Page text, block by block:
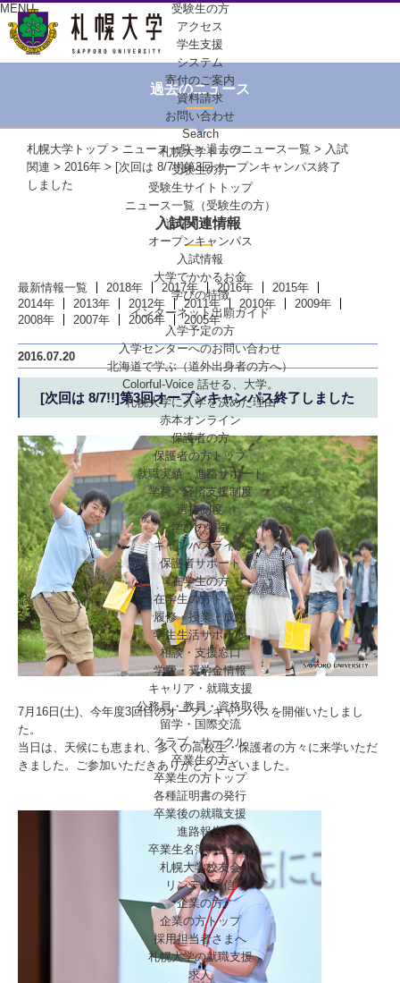
MENU
受験生の方
アクセス
学生支援
システム
寄付のご案内
資料請求
お問い合わせ
Search
札幌大学トップ
受験生の方
受験生サイトトップ
ニュース一覧（受験生の方）
進学イベント
オープンキャンパス
入試情報
大学でかかるお金
学びの特徴
インターネット出願ガイド
入学予定の方
入学センターへのお問い合わせ
北海道で学ぶ（道外出身者の方へ）
Colorful-Voice 話せる、大学。
札幌大学に入学を決めた理由
赤本オンライン
保護者の方
保護者の方トップ
就職実績・進路サポート
学費・経済支援制度
選抜制度
学びの特徴
キャンパスライフ
保護者サポート
在学生の方
在学生の方トップ
履修・授業・成績
学生生活サポート
相談・支援窓口
学費・奨学金情報
キャリア・就職支援
公務員・教員・資格取得
留学・国際交流
クラブ・サークル
卒業生の方
卒業生の方トップ
各種証明書の発行
卒業後の就職支援
進路報告
卒業生名簿のご登録
札幌大学校友会
リンデン通信
企業の方
企業の方トップ
採用担当者さまへ
札幌大学の就職支援
求人
過去のニュース
札幌大学トップ> ニュース一覧>過去のニュース一覧 > 入試
関連 > 2016年 > [次回は 8/7!!]第3回オープンキャンパス終了
しました
入試関連情報
最新情報一覧 2018年 2017年 2016年
2015年
2014年
2013年 2012年 2011年 2010年
2009年
2008年
2007年 2006年 2005年
2016.07.20
[次回は 8/7!!]第3回オープンキャンパス終了しました
7月16日(土)、今年度3回目のオープンキャンパスを開催いたしまし
た。
当日は、天候にも恵まれ、多くの高校生・保護者の方々に来学いただ
きました。ご参加いただきありがとうございました。